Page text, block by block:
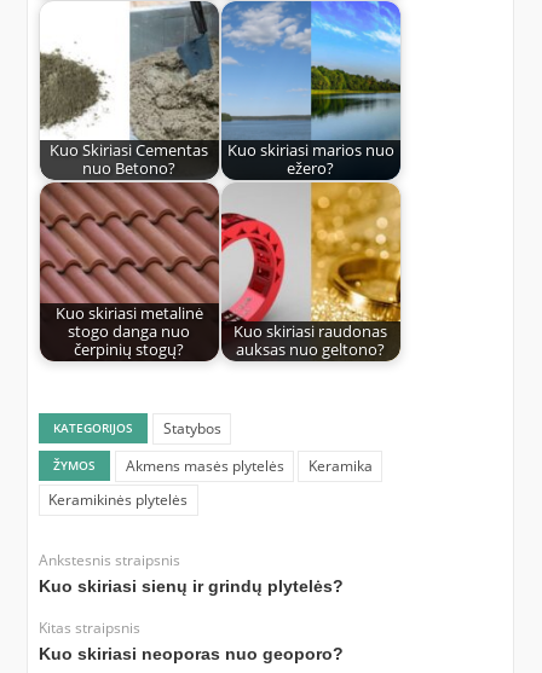
Kuo Skiriasi Cementas
nuo Betono?
Kuo skiriasi marios nuo
ežero?
Kuo skiriasi metalinė
stogo danga nuo
čerpinių stogų?
Kuo skiriasi raudonas
auksas nuo geltono?
KATEGORIJOS Statybos
ŽYMOS Akmens masės plytelės
Keramika
Keramikinės plytelės
Ankstesnis straipsnis
Kuo skiriasi sienų ir grindų plytelės?
Kitas straipsnis
Kuo skiriasi neoporas nuo geoporo?